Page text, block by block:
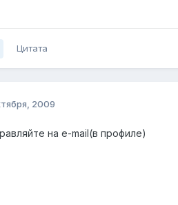
Цитата
2009
на e-mail(в профиле)